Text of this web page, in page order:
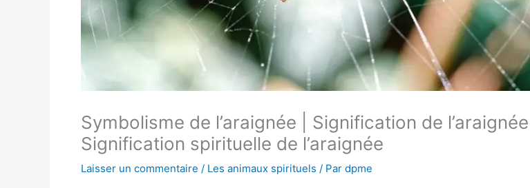
Symbolisme de l’araignée | Signification de l’araignée |
Signification spirituelle de l’araignée
Laisser un commentaire / Les animaux spirituels / Par dpme